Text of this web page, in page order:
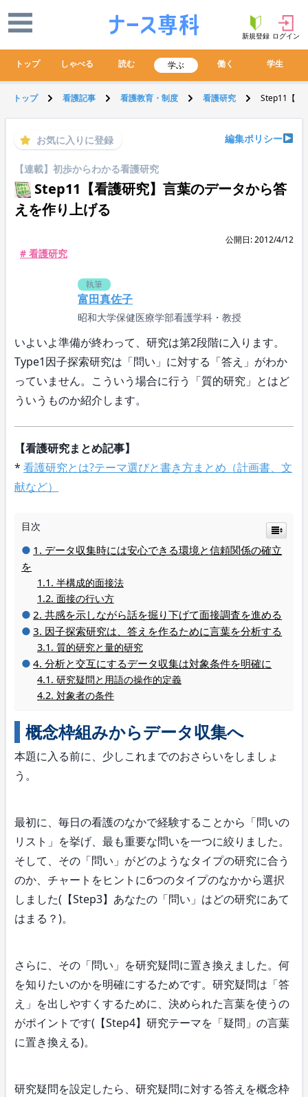
新規登録 ログイン
トップ しゃべる 読む 学ぶ 働く 学生
トップ 看護記事 看護教育・制度 看護研究 Step11【看
お気に入りに登録 編集ポリシー
【連載】初歩からわかる看護研究
Step11【看護研究】言葉のデータから答
えを作り上げる
公開日: 2012/4/12
# 看護研究
執筆
富田真佐子
昭和大学保健医療学部看護学科・教授
いよいよ準備が終わって、研究は第2段階に入ります。
Type1因子探索研究は「問い」に対する「答え」がわか
っていません。こういう場合に行う「質的研究」とはど
ういうものか紹介します。
【看護研究まとめ記事】
* 看護研究とは?テーマ選びと書き方まとめ（計画書、文
献など）
目次
データ収集時には安心できる環境と信頼関係の確立
を
半構成的面接法
面接の行い方
共感を示しながら話を掘り下げて面接調査を進める
因子探索研究は、答えを作るために言葉を分析する
質的研究と量的研究
分析と交互にするデータ収集は対象条件を明確に
研究疑問と用語の操作的定義
対象者の条件
概念枠組みからデータ収集へ
本題に入る前に、少しこれまでのおさらいをしましょ
う。
最初に、毎日の看護のなかで経験することから「問いの
リスト」を挙げ、最も重要な問いを一つに絞りました。
そして、その「問い」がどのようなタイプの研究に合う
のか、チャートをヒントに6つのタイプのなかから選択
しました(【Step3】あなたの「問い」はどの研究にあて
はまる？)。
さらに、その「問い」を研究疑問に置き換えました。何
を知りたいのかを明確にするためです。研究疑問は「答
え」を出しやすくするために、決められた言葉を使うの
がポイントです(【Step4】研究テーマを「疑問」の言葉
に置き換える)。
研究疑問を設定したら、研究疑問に対する答えを概念枠